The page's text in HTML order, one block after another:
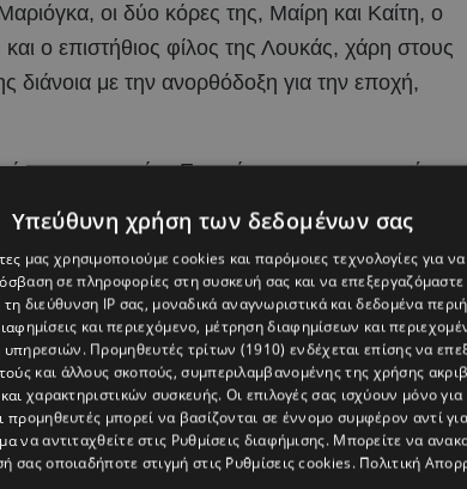
οι δύο κόρες της, Μαίρη και Καίτη, ο
ο επιστήθιος φίλος της Λουκάς, χάρη στους
διάνοια με την ανορθόδοξη για την εποχή,
στην ταινία «Ευτυχία» πρωταγωνιστούν η
Ευτυχίας, ο Πυγμαλίων Δαδακαρίδης στο
ο Παύλος Ορκόπουλος στο ρόλο του
Συριοπούλου και Λίλα Μπακλέση,
Καίτη, και η Ευγενία Σαμαρά στο ρόλο της
ηθοποιών, όπως ο Αντώνης Λουδάρος στο ρόλο
του Μανώλη Χιώτη, η Ματθίλδη Μαγγίρα ως
ο Ανδρέας Κωνσταντίνου ( στο ρόλο του
Υπεύθυνη χρήση των δεδομένων σας
μας χρησιμοποιούμε cookies και παρόμοιες τεχνολογίες για
σε πληροφορίες στη συσκευή σας και να
διεύθυνση IP σας, μοναδικά αναγνωριστικά και δεδομένα
και περιεχόμενο, μέτρηση διαφημίσεων και
υπηρεσιών. Προμηθευτές τρίτων (1910) ενδέχεται επίσης να
και άλλους σκοπούς, συμπεριλαμβανομένης της χρήσης
χαρακτηριστικών συσκευής. Οι επιλογές σας ισχύουν μόνο
προμηθευτές μπορεί να βασίζονται σε έννομο συμφέρον αντί
να αντιταχθείτε στις Ρυθμίσεις διαφήμισης. Μπορείτε να
σας οποιαδήποτε στιγμή στις Ρυθμίσεις cookies. Πολιτική